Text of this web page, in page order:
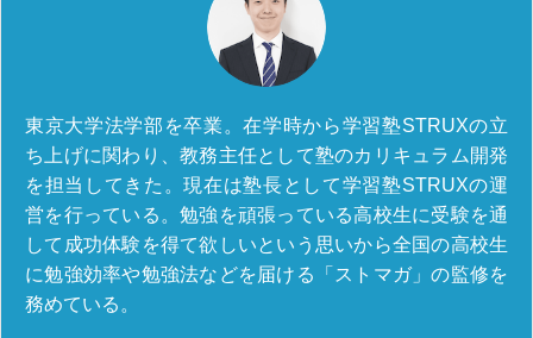
東京大学法学部を卒業。在学時から学習塾STRUXの立
ち上げに関わり、教務主任として塾のカリキュラム開発
を担当してきた。現在は塾長として学習塾STRUXの運
営を行っている。勉強を頑張っている高校生に受験を通
して成功体験を得て欲しいという思いから全国の高校生
に勉強効率や勉強法などを届ける「ストマガ」の監修を
務めている。